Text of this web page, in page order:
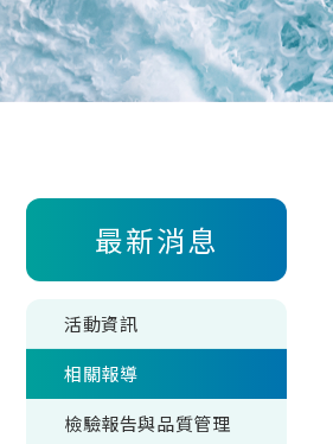
最新消息
活動資訊
相關報導
檢驗報告與品質管理